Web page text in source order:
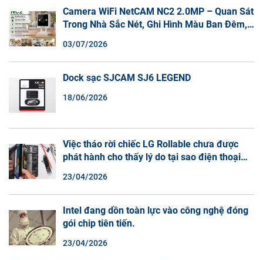
Camera WiFi NetCAM NC2 2.0MP – Quan Sát
Trong Nhà Sắc Nét, Ghi Hình Màu Ban Đêm,
03/07/2026
Dock sạc SJCAM SJ6 LEGEND
18/06/2026
Việc tháo rời chiếc LG Rollable chưa được
phát hành cho thấy lý do tại sao điện thoại
23/04/2026
Intel đang dồn toàn lực vào công nghệ đóng
gói chip tiên tiến.
23/04/2026